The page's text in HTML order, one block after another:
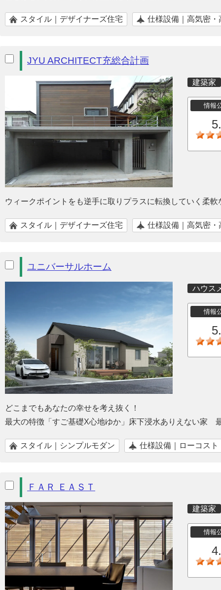
スタイル｜デザイナーズ住宅 仕様設備｜高気密・
JYU ARCHITECT充総合計画
建築家
情報
ウィークポイントをも逆手に取りプラスに転換していく柔
スタイル｜デザイナーズ住宅 仕様設備｜高気密・
ユニバーサルホーム
ハウス
情報
どこまでもあなたの幸せを考え抜く！
最大の特徴「すご基礎X心地ゆか」床下浸水ありえない
スタイル｜シンプルモダン 仕様設備｜ローコスト
ＦＡＲ ＥＡＳＴ
建築家
情報